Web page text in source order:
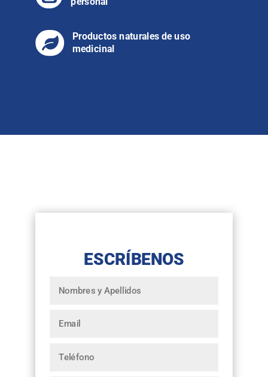
 Productos naturales de uso
medicinal
ESCRÍBENOS